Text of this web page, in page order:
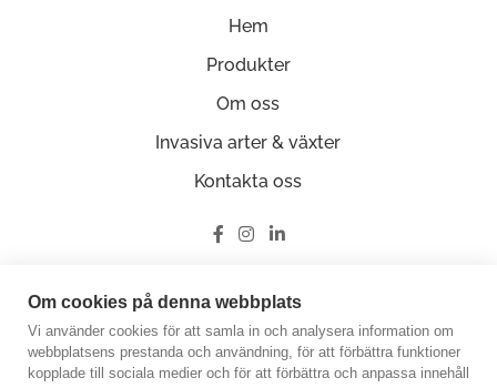
Hem
Produkter
Om oss
Invasiva arter & växter
Kontakta oss
Ge oss en recension på Google
Om cookies på denna webbplats
Vi använder cookies för att samla in och analysera information om
webbplatsens prestanda och användning, för att förbättra funktioner
kopplade till sociala medier och för att förbättra och anpassa innehåll